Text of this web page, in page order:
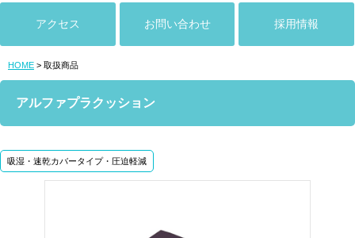
アクセス お問い合わせ 採用情報
HOME > 取扱商品
アルファプラクッション
吸湿・速乾カバータイプ・圧迫軽減